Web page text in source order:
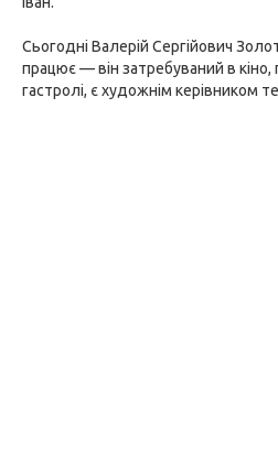
Сьогодні Валерій Сергійович
працює — він затребуваний в кіно,
гастролі, є художнім керівником